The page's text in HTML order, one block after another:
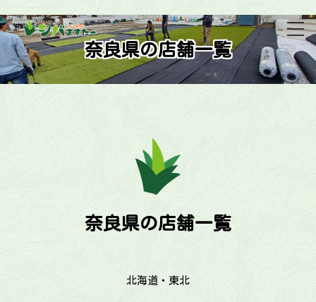
奈良県の店舗一覧
奈良県の店舗一覧
北海道・東北